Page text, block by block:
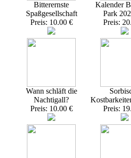
Bitterernste
Spaßgesellschaft
Preis: 10.00 €
Kalender
Park
Preis:
Wann schläft die
Nachtigall?
Preis: 10.00 €
Preis: